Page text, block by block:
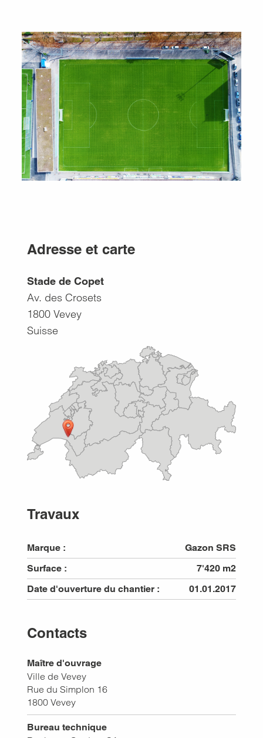
Adresse et carte
Stade de Copet
Av. des Crosets
1800 Vevey
Suisse
Travaux
Marque :
Gazon SRS
Surface :
7'420 m2
Date d'ouverture du chantier :
01.01.2017
Contacts
Maître d'ouvrage
Ville de Vevey
Rue du Simplon 16
1800 Vevey
Bureau technique